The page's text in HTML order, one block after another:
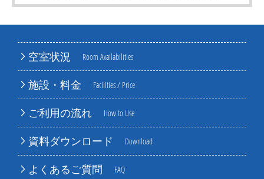
空室状況 Room Availabilities
施設・料金 Facilities / Price
ご利用の流れ How to Use
資料ダウンロード Download
よくあるご質問 FAQ